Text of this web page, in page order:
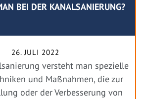
BEI DER KANALSANIERUNG?
26. JULI 2022
versteht man spezielle
und Maßnahmen, die zur
oder der Verbesserung von